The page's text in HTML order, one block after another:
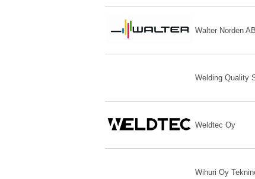
Walter Norden AB
Welding Quality
Weldtec Oy
Wihuri Oy